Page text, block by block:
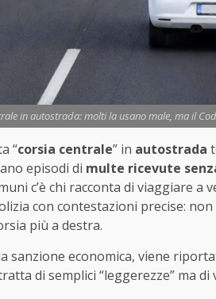
in autostrada: molti la usano male, ma il
“corsia centrale” in autostrada
episodi di multe ricevute
c’è chi racconta di viaggiare a
con contestazioni precise:
più a destra.
sanzione economica, viene
di semplici “leggerezze” ma